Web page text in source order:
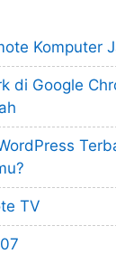
Komputer
di Google
TV